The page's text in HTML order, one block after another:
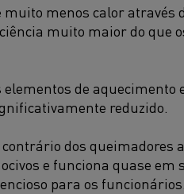
muito menos calor através
muito maior do que
elementos de aquecimento
reduzido.
contrário dos queimadores
e funciona quase
para os funcionários.